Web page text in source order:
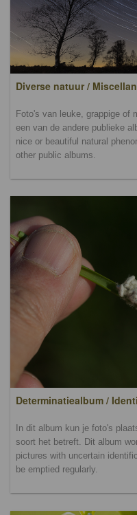
Diverse natuur /
Foto's van leuke, grappige of
een van de andere publieke
nice or beautiful natural
other public albums.
Determinatiealbum /
In dit album kun je foto's
soort het betreft. Dit album
pictures with uncertain
be emptied regularly.